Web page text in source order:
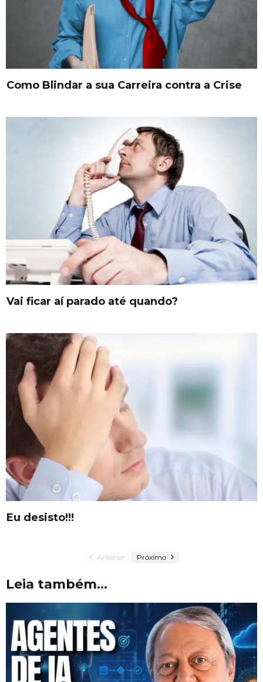
Como Blindar a sua Carreira contra a Crise
Vai ficar aí parado até quando?
Eu desisto!!!
Anterior Próximo
Leia também...